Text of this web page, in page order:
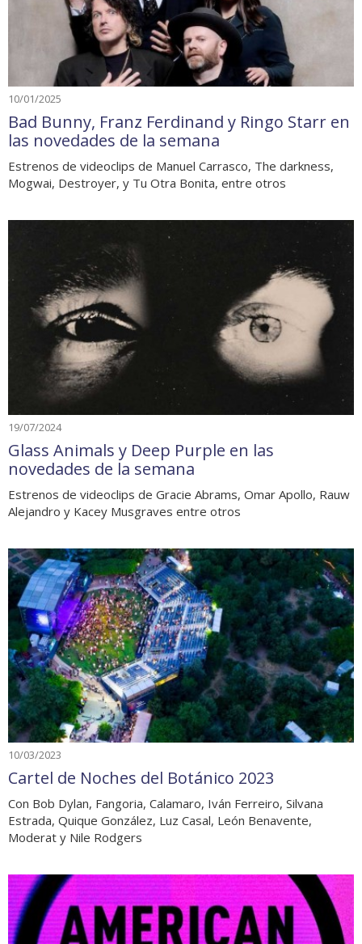
10/01/2025
Bad Bunny, Franz Ferdinand y Ringo Starr en
las novedades de la semana
Estrenos de videoclips de Manuel Carrasco, The darkness,
Mogwai, Destroyer, y Tu Otra Bonita, entre otros
19/07/2024
Glass Animals y Deep Purple en las
novedades de la semana
Estrenos de videoclips de Gracie Abrams, Omar Apollo, Rauw
Alejandro y Kacey Musgraves entre otros
10/03/2023
Cartel de Noches del Botánico 2023
Con Bob Dylan, Fangoria, Calamaro, Iván Ferreiro, Silvana
Estrada, Quique González, Luz Casal, León Benavente,
Moderat y Nile Rodgers